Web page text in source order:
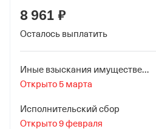
8 961 ₽
Осталось выплатить
Иные взыскания имущественного характера в пользу физических и юридических лиц
Открыто 5 марта
Исполнительский сбор
Открыто 9 февраля